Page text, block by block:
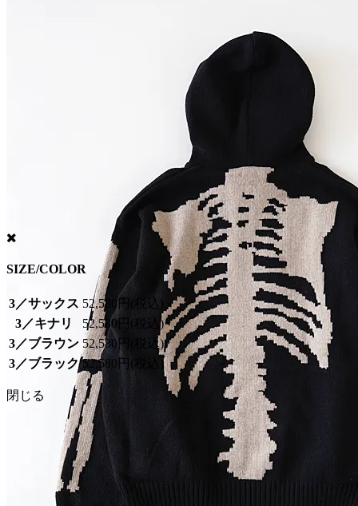
SIZE/COLOR
3／サックス 52,580円(税込)
3／キナリ
52,580円(税込)
3／ブラウン 52,580円(税込)
3／ブラック 52,580円(税込)
閉じる